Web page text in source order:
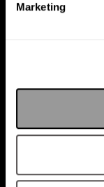
Marketing
PODCAST